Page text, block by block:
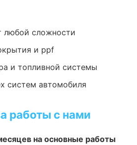
любой сложности
и ppf
и топливной системы
систем автомобиля
работы с нами
на основные работы